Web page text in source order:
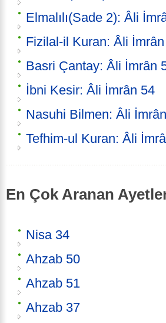
Elmalılı(Sade 2): Âli
Fizilal-il Kuran: Âli
Basri Çantay: Âli İmrân
İbni Kesir: Âli İmrân 54
Nasuhi Bilmen: Âli
Tefhim-ul Kuran: Âli
En Çok Aranan
Nisa 34
Ahzab 50
Ahzab 51
Ahzab 37